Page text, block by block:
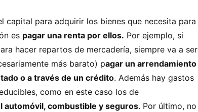
capital para adquirir los bienes que necesita para
es pagar una renta por ellos. Por ejemplo, si
hacer repartos de mercadería, siempre va a ser
más barato) pagar un arrendamiento
o a través de un crédito. Además hay gastos
como en este caso los de
automóvil, combustible y seguros. Por último, no